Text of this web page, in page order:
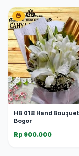
HB 018 Hand Bouquet
Bogor
Rp 900.000